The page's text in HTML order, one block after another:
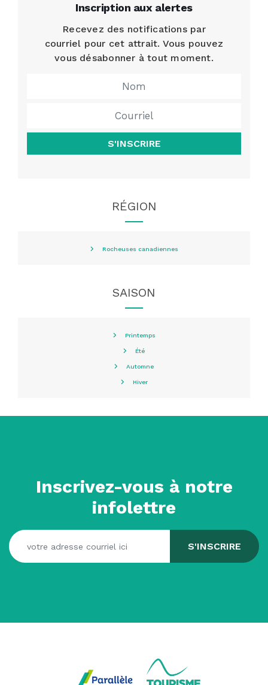
Inscription aux alertes
Recevez des notifications par
courriel pour cet attrait. Vous pouvez
vous désabonner à tout moment.
S'INSCRIRE
RÉGION
Rocheuses canadiennes
SAISON
Printemps
Été
Automne
Hiver
Inscrivez-vous à notre
infolettre